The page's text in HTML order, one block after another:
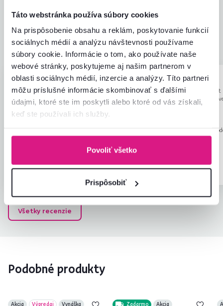
Táto webstránka používa súbory cookies
Na prispôsobenie obsahu a reklám, poskytovanie funkcií
sociálnych médií a analýzu návštevnosti používame
súbory cookie. Informácie o tom, ako používate naše
webové stránky, poskytujeme aj našim partnerom v
oblasti sociálnych médií, inzercie a analýzy. Títo partneri
môžu príslušné informácie skombinovať s ďalšími
údajmi, ktoré ste im poskytli alebo ktoré od vás získali,
keď ste používali ich služby.
Povoliť všetko
Prispôsobiť
4,7
6recenzií
Zodpovedá očakávaniam
Zabalenie výrobku
4,8
Pomer hodnoty a ceny
4,7
I
Ivana H.
3.8.2023, Veličná,
Slovensko
5hviezdičiek
Pekna, prisla zlozena, parada
nákup
(20x)
E
Eva B.
9.4.2023, Most
Bratislave,
Recenzia pre rovnaký
nákup
Všetky recenzie
Podobné produkty
Akcia Výpredaj Vynáška Zadarmo Akcia